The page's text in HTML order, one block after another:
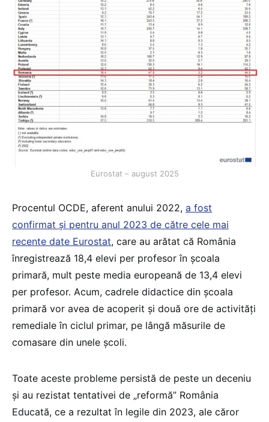
Eurostat – august 2025
Procentul OCDE, aferent anului 2022, a fost
confirmat și pentru anul 2023 de către cele mai
recente date Eurostat, care au arătat că România
înregistrează 18,4 elevi per profesor în școala
primară, mult peste media europeană de 13,4 elevi
per profesor. Acum, cadrele didactice din școala
primară vor avea de acoperit și două ore de activități
remediale în ciclul primar, pe lângă măsurile de
comasare din unele școli.
Toate aceste probleme persistă de peste un deceniu
și au rezistat tentativei de „reformă” România
Educată, ce a rezultat în legile din 2023, ale căror